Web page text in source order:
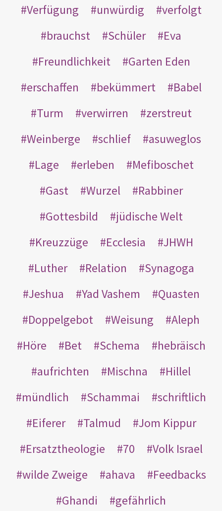
Verfügung
unwürdig
verfolgt
brauchst
Schüler
Eva
Freundlichkeit
Garten Eden
erschaffen
bekümmert
Babel
Turm
verwirren
zerstreut
Weinberge
schlief
asuweglos
Lage
erleben
Mefiboschet
Gast
Wurzel
Rabbiner
Gottesbild
jüdische Welt
Kreuzzüge
Ecclesia
JHWH
Luther
Relation
Synagoga
Jeshua
Yad Vashem
Quasten
Doppelgebot
Weisung
Aleph
Höre
Bet Schema
hebräisch
aufrichten
Mischna
Hillel
mündlich
Schammai
schriftlich
Eiferer
Talmud
Jom Kippur
Ersatztheologie
70
Volk Israel
wilde Zweige
ahava
Feedbacks
Ghandi
gefährlich